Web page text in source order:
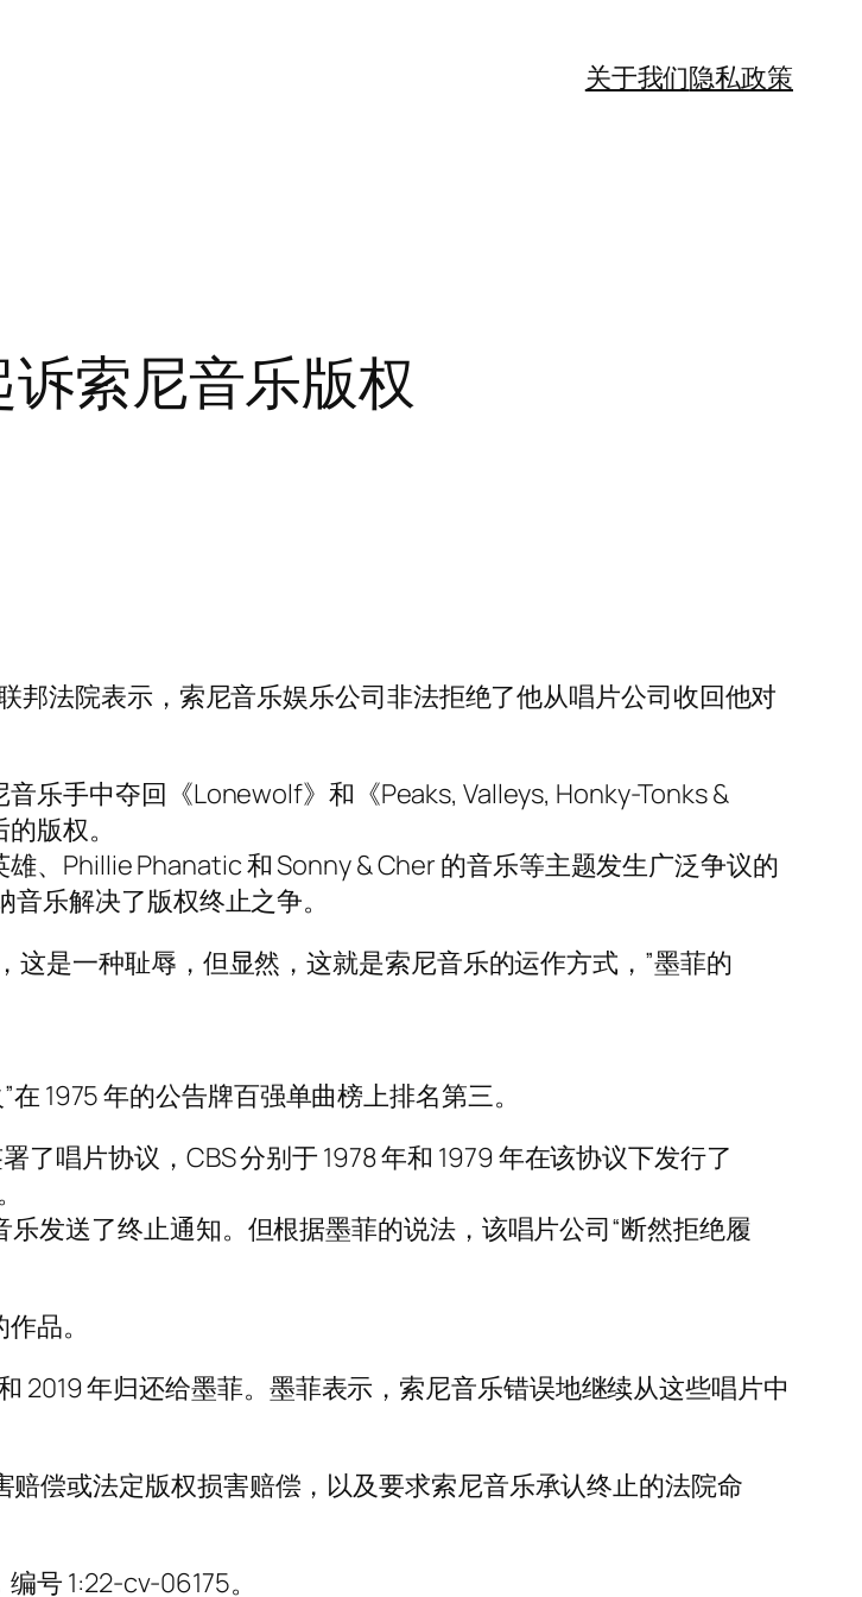
关于我们隐私政策
索尼音乐版权
邦法院表示，索尼音乐娱乐公司非法拒绝了他从唱片公司收回他对
乐手中夺回《Lonewolf》和《Peaks, Valleys, Honky-Tonks &
版权。
、Phillie Phanatic 和 Sonny & Cher 的音乐等主题发生广泛争议的
乐解决了版权终止之争。
是一种耻辱，但显然，这就是索尼音乐的运作方式，”墨菲的
1975 年的公告牌百强单曲榜上排名第三。
了唱片协议，CBS 分别于 1978 年和 1979 年在该协议下发行了
乐发送了终止通知。但根据墨菲的说法，该唱片公司“断然拒绝履
品。
2019 年归还给墨菲。墨菲表示，索尼音乐错误地继续从这些唱片中
偿或法定版权损害赔偿，以及要求索尼音乐承认终止的法院命
号 1:22-cv-06175。